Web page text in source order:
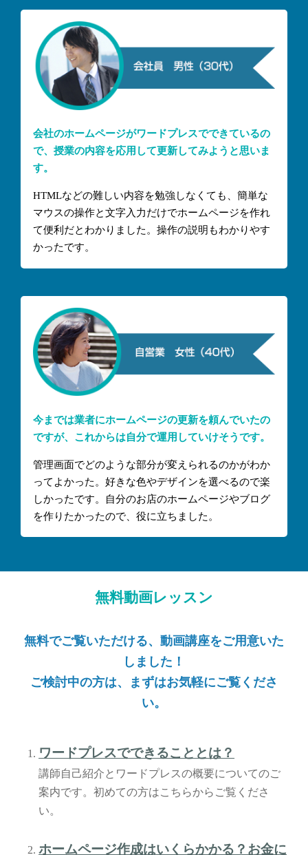
会社のホームページがワードプレスでできているの
で、授業の内容を応用して更新してみようと思いま
す。
HTMLなどの難しい内容を勉強しなくても、簡単な
マウスの操作と文字入力だけでホームページを作れ
て便利だとわかりました。操作の説明もわかりやす
かったです。
今までは業者にホームページの更新を頼んでいたの
ですが、これからは自分で運用していけそうです。
管理画面でどのような部分が変えられるのかがわか
ってよかった。好きな色やデザインを選べるので楽
しかったです。自分のお店のホームページやブログ
を作りたかったので、役に立ちました。
無料動画レッスン
無料でご覧いただける、動画講座をご用意いた
しました！
ご検討中の方は、まずはお気軽にご覧くださ
い。
ワードプレスでできることとは？
講師自己紹介とワードプレスの概要についてのご
案内です。初めての方はこちらからご覧くださ
い。
ホームページ作成はいくらかかる？お金に